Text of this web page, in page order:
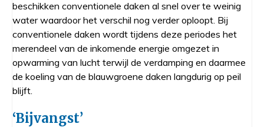
beschikken conventionele daken al snel over te weinig
water waardoor het verschil nog verder oploopt. Bij
conventionele daken wordt tijdens deze periodes het
merendeel van de inkomende energie omgezet in
opwarming van lucht terwijl de verdamping en daarmee
de koeling van de blauwgroene daken langdurig op peil
blijft.
‘Bijvangst’